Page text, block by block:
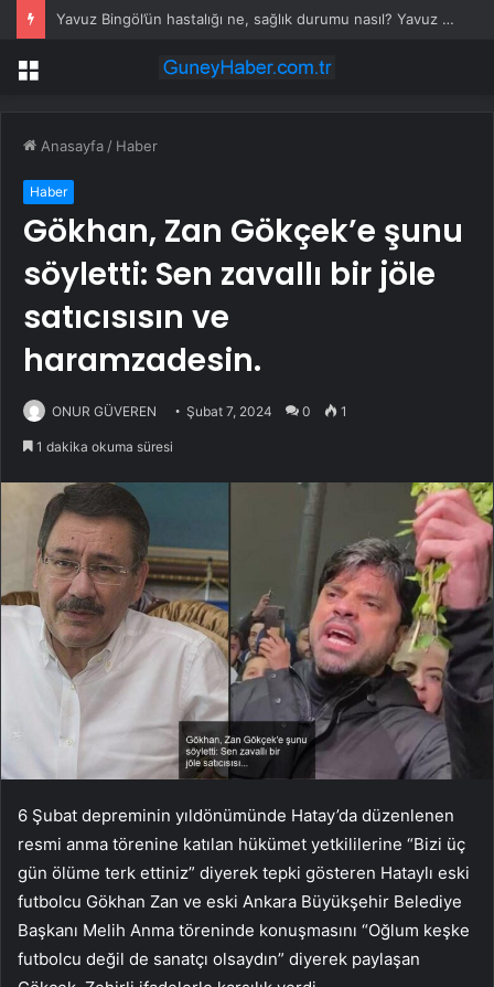
Yavuz Bingöl’ün hastalığı ne, sağlık durumu nasıl? Yavuz Bingöl kaç yaşında?
Menü
Anasayfa / Haber
Haber
Gökhan, Zan Gökçek’e şunu
söyletti: Sen zavallı bir jöle
satıcısısın ve
haramzadesin.
ONUR GÜVEREN Şubat 7, 2024 0 1
1 dakika okuma süresi
6 Şubat depreminin yıldönümünde Hatay’da düzenlenen
resmi anma törenine katılan hükümet yetkililerine “Bizi üç
gün ölüme terk ettiniz” diyerek tepki gösteren Hataylı eski
futbolcu Gökhan Zan ve eski Ankara Büyükşehir Belediye
Başkanı Melih Anma töreninde konuşmasını “Oğlum keşke
futbolcu değil de sanatçı olsaydın” diyerek paylaşan